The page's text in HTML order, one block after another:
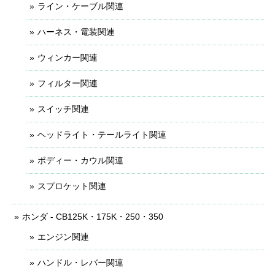
ライン・ケーブル関連
ハーネス・電装関連
ウィンカー関連
フィルター関連
スイッチ関連
ヘッドライト・テールライト関連
ボディー・カウル関連
スプロケット関連
ホンダ - CB125K・175K・250・350
エンジン関連
ハンドル・レバー関連